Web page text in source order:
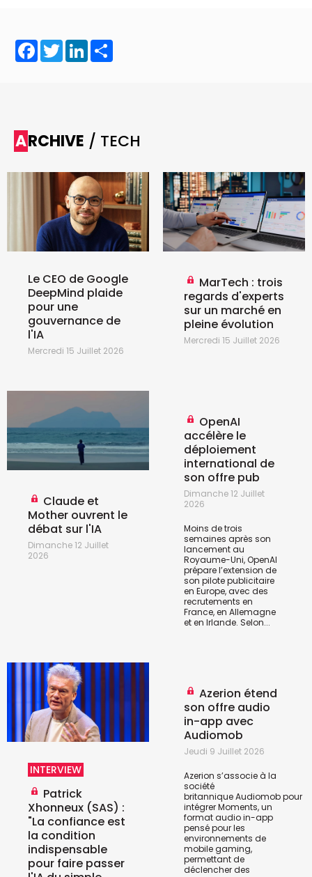
Facebook
TwitterLinkedIn
ARCHIVE / TECH
Le CEO de Google
DeepMind plaide
pour une
gouvernance de
l'IA
Mercredi 15 Juillet 2026
MarTech : trois
regards d'experts
sur un marché en
pleine évolution
Mercredi 15 Juillet 2026
Claude et
Mother ouvrent le
débat sur l'IA
Dimanche 12 Juillet
2026
OpenAI
accélère le
déploiement
international de
son offre pub
Dimanche 12 Juillet
2026
Moins de trois
semaines après son
lancement au
Royaume-Uni, OpenAI
prépare l’extension de
son pilote publicitaire
en Europe, avec des
recrutements en
France, en Allemagne
et en Irlande. Selon...
INTERVIEW
Patrick
Xhonneux (SAS) :
"La confiance est
la condition
indispensable
pour faire passer
Azerion étend
son offre audio
in-app avec
Audiomob
Jeudi 9 Juillet 2026
Azerion s’associe à la
société
britanniqueAudiomobpour
intégrer Moments, un
format audio in-app
pensé pour les
environnements de
mobile gaming,
permettant de
déclencher des